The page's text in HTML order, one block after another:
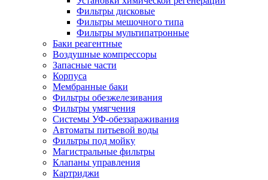
Фильтры дисковые
Фильтры мешочного типа
Фильтры мультипатронные
Баки реагентные
Воздушные компрессоры
Запасные части
Корпуса
Мембранные баки
Фильтры обезжелезивания
Фильтры умягчения
Системы УФ-обеззараживания
Автоматы питьевой воды
Фильтры под мойку
Магистральные фильтры
Клапаны управления
Картриджи